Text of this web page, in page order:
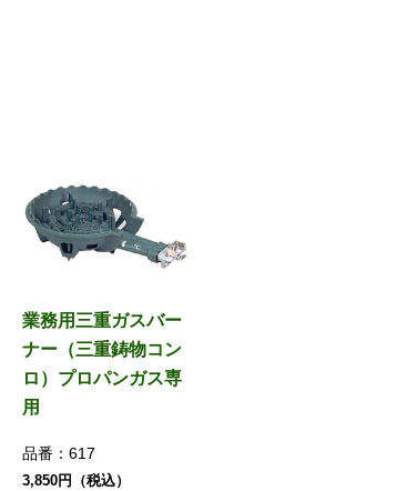
業務用三重ガスバー
ナー（三重鋳物コン
ロ）プロパンガス専
用
品番： 617
3,850円（税込）